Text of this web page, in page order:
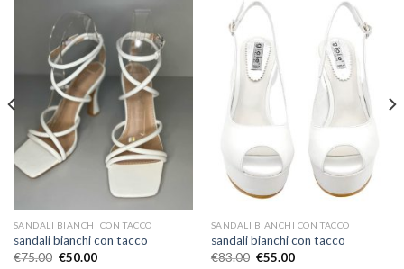
SANDALI BIANCHI CON TACCO
sandali bianchi con tacco
€75.00 €50.00
SANDALI BIANCHI CON TACCO
sandali bianchi con tacco
€83.00 €55.00